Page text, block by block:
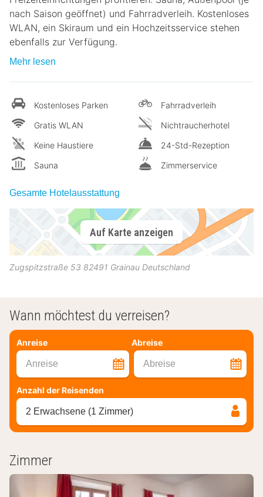
nach Saison geöffnet) und Fahrradverleih. Kostenloses
WLAN, ein Skiraum und ein Hochzeitsservice stehen
ebenfalls zur Verfügung.
Mehr lesen
Kostenloses Parken
Gratis WLAN
Keine Haustiere
Sauna
Fahrradverleih
Nichtraucherhotel
24-Std-Rezeption
Zimmerservice
Gesamte Hotelausstattung
Auf Karte anzeigen
Zugspitzstraße 53 82491 Grainau Deutschland
Wann möchtest du verreisen?
Anreise Abreise
Anreise Abreise
Anzahl der Reisenden
2 Erwachsene (1 Zimmer)
Zimmer